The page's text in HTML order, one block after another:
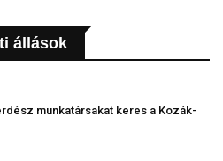
állások
munkatársakat keres a Kozák-